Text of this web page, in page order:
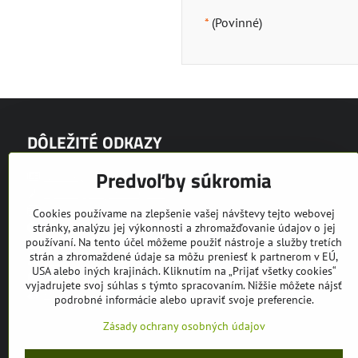
*(Povinné)
DÔLEŽITÉ ODKAZY
Výrobný program EQUUS
Video prezentácie
Fotogaléria
Partneri
Bazár
Ochrana osobných údajov
Kariéra
Predvoľby súkromia
Cookies používame na zlepšenie vašej návštevy tejto webovej
stránky, analýzu jej výkonnosti a zhromažďovanie údajov o jej
používaní. Na tento účel môžeme použiť nástroje a služby tretích
strán a zhromaždené údaje sa môžu preniesť k partnerom v EÚ,
USA alebo iných krajinách. Kliknutím na „Prijať všetky cookies“
vyjadrujete svoj súhlas s týmto spracovaním. Nižšie môžete nájsť
podrobné informácie alebo upraviť svoje preferencie.
Zásady ochrany osobných údajov